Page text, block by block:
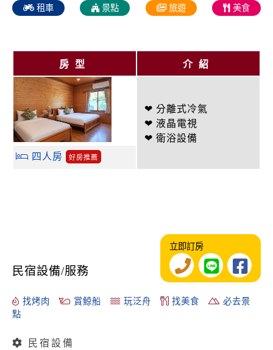
租車 景點 旅遊 美食
房型 介紹
❤ 分離式冷氣
❤ 液晶電視
❤ 衛浴設備
四人房
好房推薦
民宿設備/服務
立即訂房
找烤肉 賞鯨船 玩泛舟 找美食
必去景
點
民宿設備